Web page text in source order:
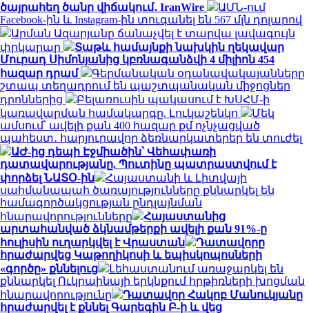
ծայրահեղ ծանր վիճակում․ IranWire
ԱՄՆ-ում
Facebook-ին և Instagram-ին տուգանել են 567 մլն դոլարով
Արման Ազարյանը ճանաչվել է տարվա լավագույն
փրկարար
Տաթև համայնքի նախկին ղեկավար
Մուրադ Սիմոնյանից կբռնագանձվի 4 միլիոն 454
հազար դրամ
Գերմանական օդանավակայանները
շտապ տեղադրում են պաշտպանական միջոցներ
դրոններից
Բելառուսին պակասում է ԽՍՀՄ-ի
կառավարման համակարգը. Լուկաշենկո
Մեկ
ամսում՝ ավելի քան 400 հազար քմ ոչնչացված
պահեստ․ հարյուրավոր ձեռնարկատերեր են տուժել
ԱԺ-ից դեպի Էջմիածին՝ Վեհափառի
դատավարությանը. Պուտինը պատրաստվում է
փորձել ՆԱՏՕ-ին
Հայաստանի և Լիտվայի
սահմանապահ ծառայությունները քննարկել են
համագործակցության ընդլայնման
հնարավորությունները
Հայաստանից
արտահանված ձկնամթերքի ավելի քան 91%-ը
հուլիսին ուղարկվել է Վրաստան
Դատավորը
հրաժարվեց Կաթողիկոսի և եպիսկոպոսների
«գործը» քննելուց
Լեհաստանում առաջարկել են
քննարկել Ուկրաինայի երկնքում հրթիռների խոցման
հնարավորությունը
Դատավոր Հակոբ Մանուկյանը
հրաժարվել է քննել Գարեգին Բ-ի և վեց